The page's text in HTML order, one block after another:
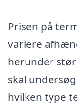
Prisen på
variere
herunder
skal
hvilken type